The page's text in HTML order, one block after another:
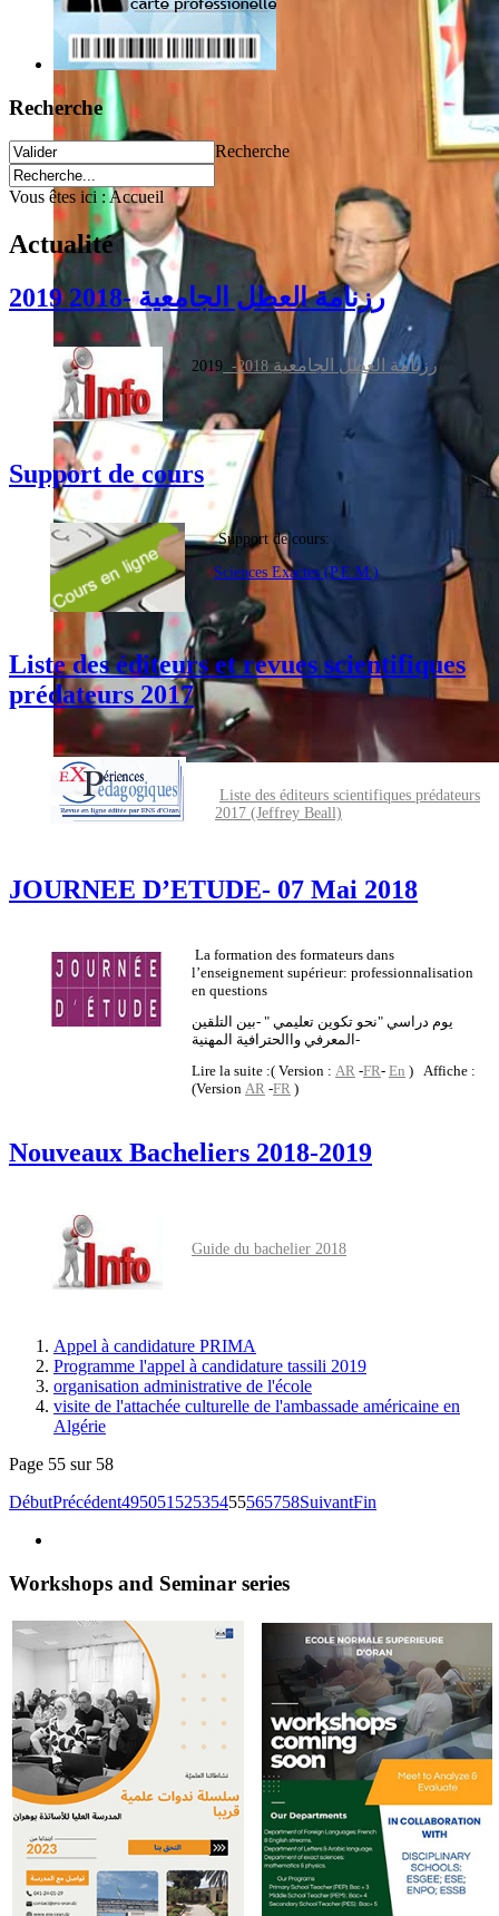
Recherche
Recherche
Vous êtes ici :Accueil
Actualité
رزنامة العطل الجامعية -2018 2019
رزنامة العطل الجامعية 2018-
2019
Support de cours
Support de cours:
Sciences Exactes (P.E.M.)
Liste des éditeurs et revues scientifiques
prédateurs 2017
Liste des éditeurs scientifiques prédateurs
2017 (Jeffrey Beall)
JOURNEE D’ETUDE- 07 Mai 2018
La formation des formateurs dans
l’enseignement supérieur: professionnalisation
en questions
يوم دراسي "نحو تكوين تعليمي " -بين التلقين
المعرفي واالحترافية المهنية-
Lire la suite :( Version : AR -FR- En ) Affiche :
(Version AR -FR )
Nouveaux Bacheliers 2018-2019
Guide du bachelier 2018
Appel à candidature PRIMA
Programme l'appel à candidature tassili 2019
organisation administrative de l'école
visite de l'attachée culturelle de l'ambassade américaine en
Algérie
Page 55 sur 58
DébutPrécédent495051 52535455565758SuivantFin
Workshops and Seminar series